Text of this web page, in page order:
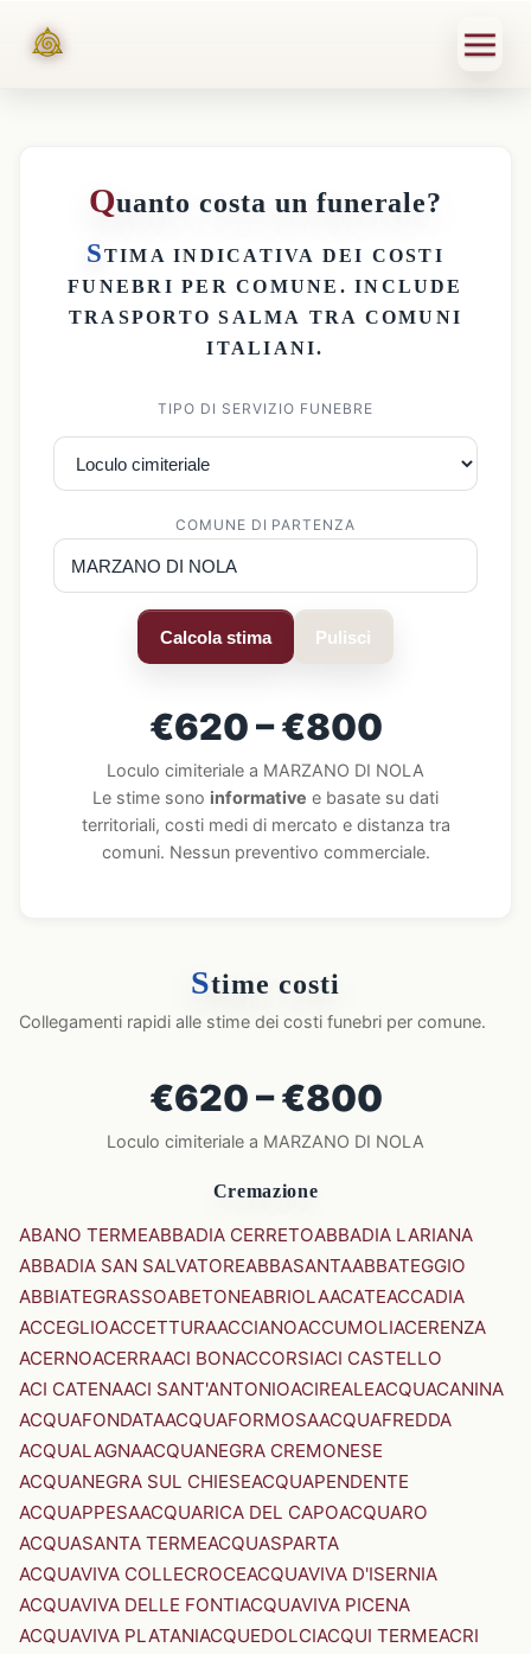
Quanto costa un funerale?
STIMA INDICATIVA DEI COSTI
FUNEBRI PER COMUNE . INCLUDE
TRASPORTO SALMA TRA COMUNI
ITALIANI.
TIPO DI SERVIZIO FUNEBRE
COMUNE DI PARTENZA
Calcola stima Pulisci
€620 – €800
Loculo cimiteriale a MARZANO DI NOLA
Le stime sono informative e basate su dati
territoriali, costi medi di mercato e distanza tra
comuni. Nessun preventivo commerciale.
Stime costi
Collegamenti rapidi alle stime dei costi funebri per comune.
€620 – €800
Loculo cimiteriale a MARZANO DI NOLA
Cremazione
ABANO TERMEABBADIA CERRETOABBADIA LARIANA
ABBADIA SAN SALVATOREABBASANTAABBATEGGIO
ABBIATEGRASSOABETONEABRIOLAACATEACCADIA
ACCEGLIOACCETTURAACCIANOACCUMOLIACERENZA
ACERNOACERRAACI BONACCORSIACI CASTELLO
ACI CATENAACI SANT'ANTONIOACIREALEACQUACANINA
ACQUAFONDATAACQUAFORMOSAACQUAFREDDA
ACQUALAGNAACQUANEGRA CREMONESE
ACQUANEGRA SUL CHIESEACQUAPENDENTE
ACQUAPPESAACQUARICA DEL CAPOACQUARO
ACQUASANTA TERMEACQUASPARTA
ACQUAVIVA COLLECROCEACQUAVIVA D'ISERNIA
ACQUAVIVA DELLE FONTIACQUAVIVA PICENA
ACQUAVIVA PLATANIACQUEDOLCIACQUI TERMEACRI